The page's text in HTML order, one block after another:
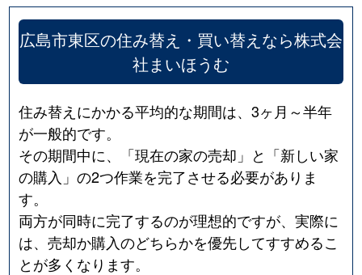
広島市東区の住み替え・買い替えなら株式会
社まいほうむ
住み替えにかかる平均的な期間は、3ヶ月～半年
が一般的です。
その期間中に、「現在の家の売却」と「新しい家
の購入」の2つ作業を完了させる必要がありま
す。
両方が同時に完了するのが理想的ですが、実際に
は、売却か購入のどちらかを優先してすすめるこ
とが多くなります。